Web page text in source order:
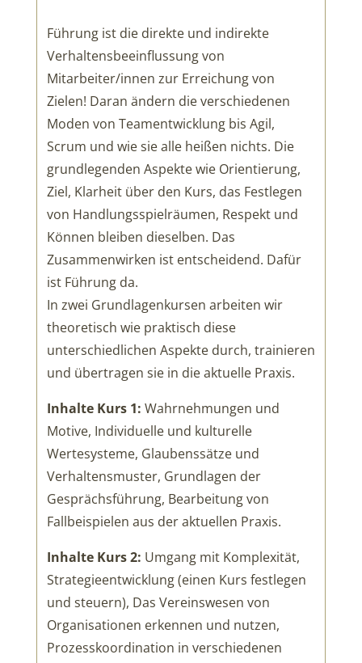
Führung ist die direkte und indirekte
Verhaltensbeeinflussung von
Mitarbeiter/innen zur Erreichung von
Zielen! Daran ändern die verschiedenen
Moden von Teamentwicklung bis Agil,
Scrum und wie sie alle heißen nichts. Die
grundlegenden Aspekte wie Orientierung,
Ziel, Klarheit über den Kurs, das Festlegen
von Handlungsspielräumen, Respekt und
Können bleiben dieselben. Das
Zusammenwirken ist entscheidend. Dafür
ist Führung da.
In zwei Grundlagenkursen arbeiten wir
theoretisch wie praktisch diese
unterschiedlichen Aspekte durch, trainieren
und übertragen sie in die aktuelle Praxis.
Inhalte Kurs 1: Wahrnehmungen und
Motive, Individuelle und kulturelle
Wertesysteme, Glaubenssätze und
Verhaltensmuster, Grundlagen der
Gesprächsführung, Bearbeitung von
Fallbeispielen aus der aktuellen Praxis.
Inhalte Kurs 2: Umgang mit Komplexität,
Strategieentwicklung (einen Kurs festlegen
und steuern), Das Vereinswesen von
Organisationen erkennen und nutzen,
Prozesskoordination in verschiedenen